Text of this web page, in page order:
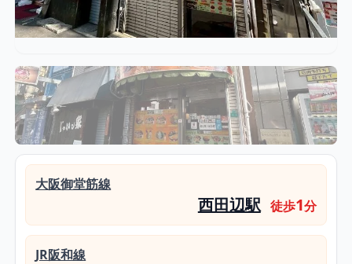
大阪御堂筋線
西田辺駅 徒歩1分
JR阪和線